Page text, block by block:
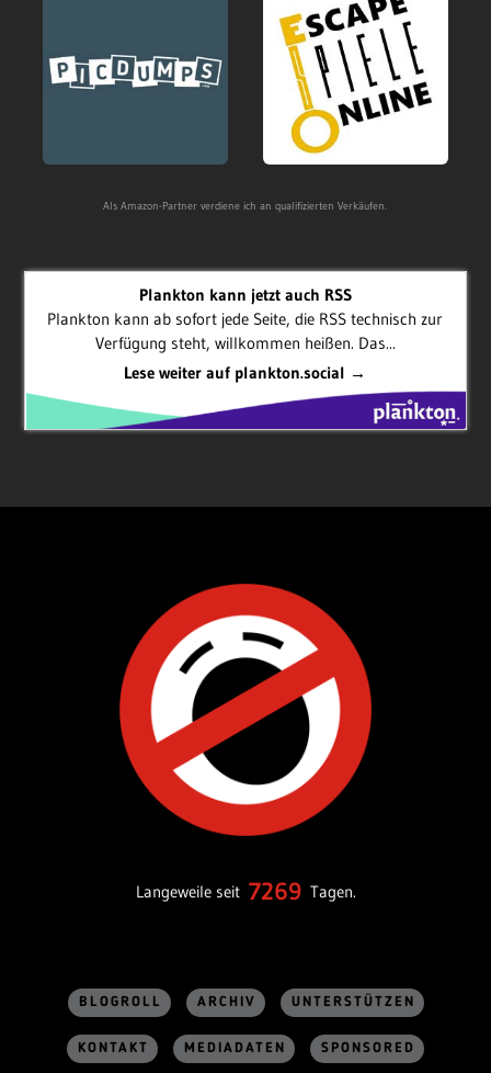
Als Amazon-Partner verdiene ich an qualifizierten Verkäufen.
Plankton kann jetzt auch RSS
Plankton kann ab sofort jede Seite, die RSS technisch zur
Verfügung steht, willkommen heißen. Das...
Lese weiter auf plankton.social →
Langeweile seit 7269 Tagen.
BLOGROLL ARCHIV UNTERSTÜTZEN
KONTAKT MEDIADATEN SPONSORED